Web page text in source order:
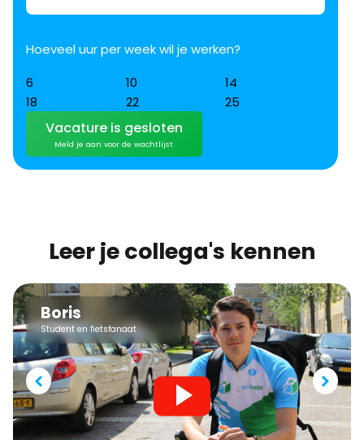
Hoeveel uur per week wil je werken?
6
10
14
18
22 25
Vacature is gesloten
Meld je aan voor de wachtlijst
Leer je collega's kennen
Boris
Student en fietsfanaat